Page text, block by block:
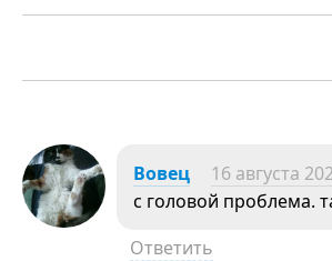
Вовец 16 августа
с головой проблема.
Ответить